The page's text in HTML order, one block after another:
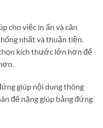
cho việc in ấn và căn
nhất và thuận tiện.
kích thước lớn hơn để
giúp nội dung thông
đế nặng giúp bảng đứng